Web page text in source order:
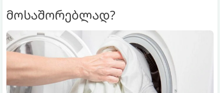
მოსაშორებლად?